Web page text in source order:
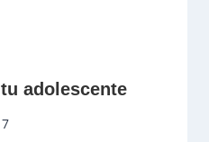
adolescente